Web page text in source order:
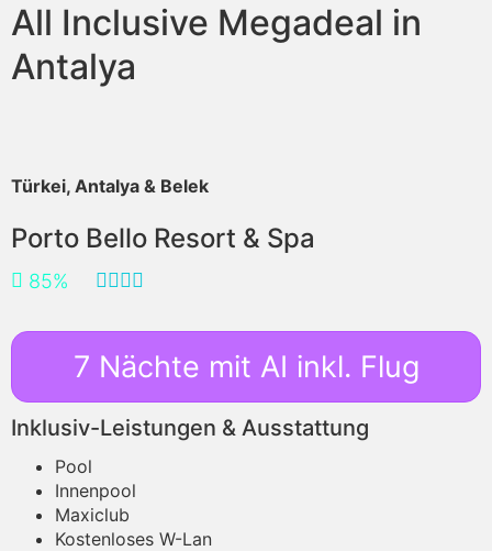
All Inclusive Megadeal in
Antalya
Türkei, Antalya & Belek
Porto Bello Resort & Spa
85%
7 Nächte mit AI inkl. Flug
Inklusiv-Leistungen & Ausstattung
Pool
Innenpool
Maxiclub
Kostenloses W-Lan